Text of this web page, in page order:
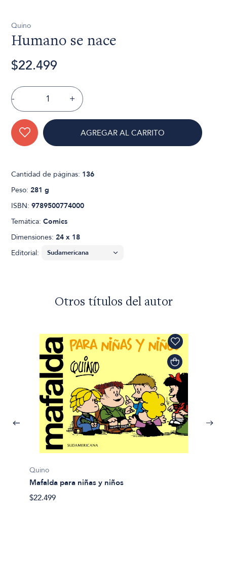
Quino
Humano se nace
$22.499
- +
AGREGAR AL CARRITO
Cantidad de páginas: 136
Peso:281 g
ISBN:9789500774000
Temática:Comics
Dimensiones:24 x 18
Editorial:
Otros títulos del autor
Quino
Mafalda para niñas y niños
$22.499